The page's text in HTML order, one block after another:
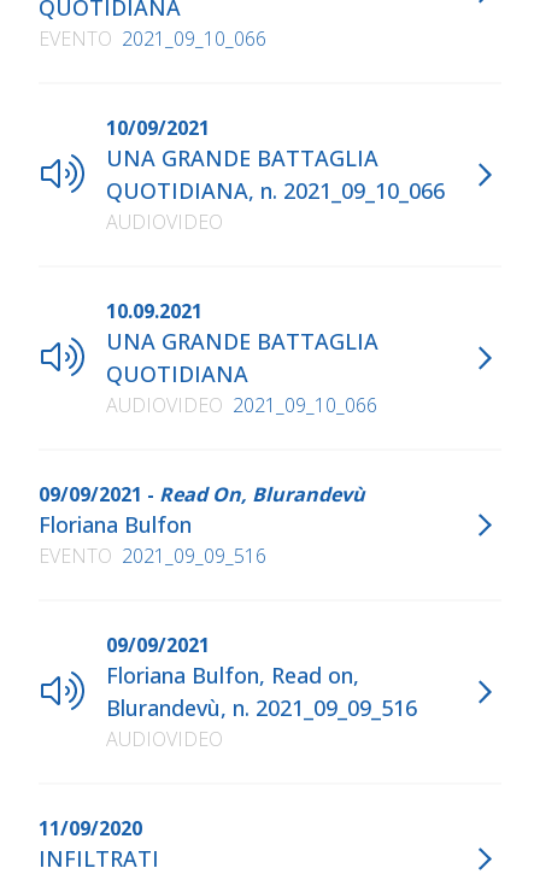
QUOTIDIANA
EVENTO 2021_09_10_066
10/09/2021
UNA GRANDE BATTAGLIA
QUOTIDIANA, n. 2021_09_10_066
AUDIOVIDEO
10.09.2021
UNA GRANDE BATTAGLIA
QUOTIDIANA
AUDIOVIDEO 2021_09_10_066
09/09/2021 - Read On, Blurandevù
Floriana Bulfon
EVENTO 2021_09_09_516
09/09/2021
Floriana Bulfon, Read on,
Blurandevù, n. 2021_09_09_516
AUDIOVIDEO
11/09/2020
INFILTRATI